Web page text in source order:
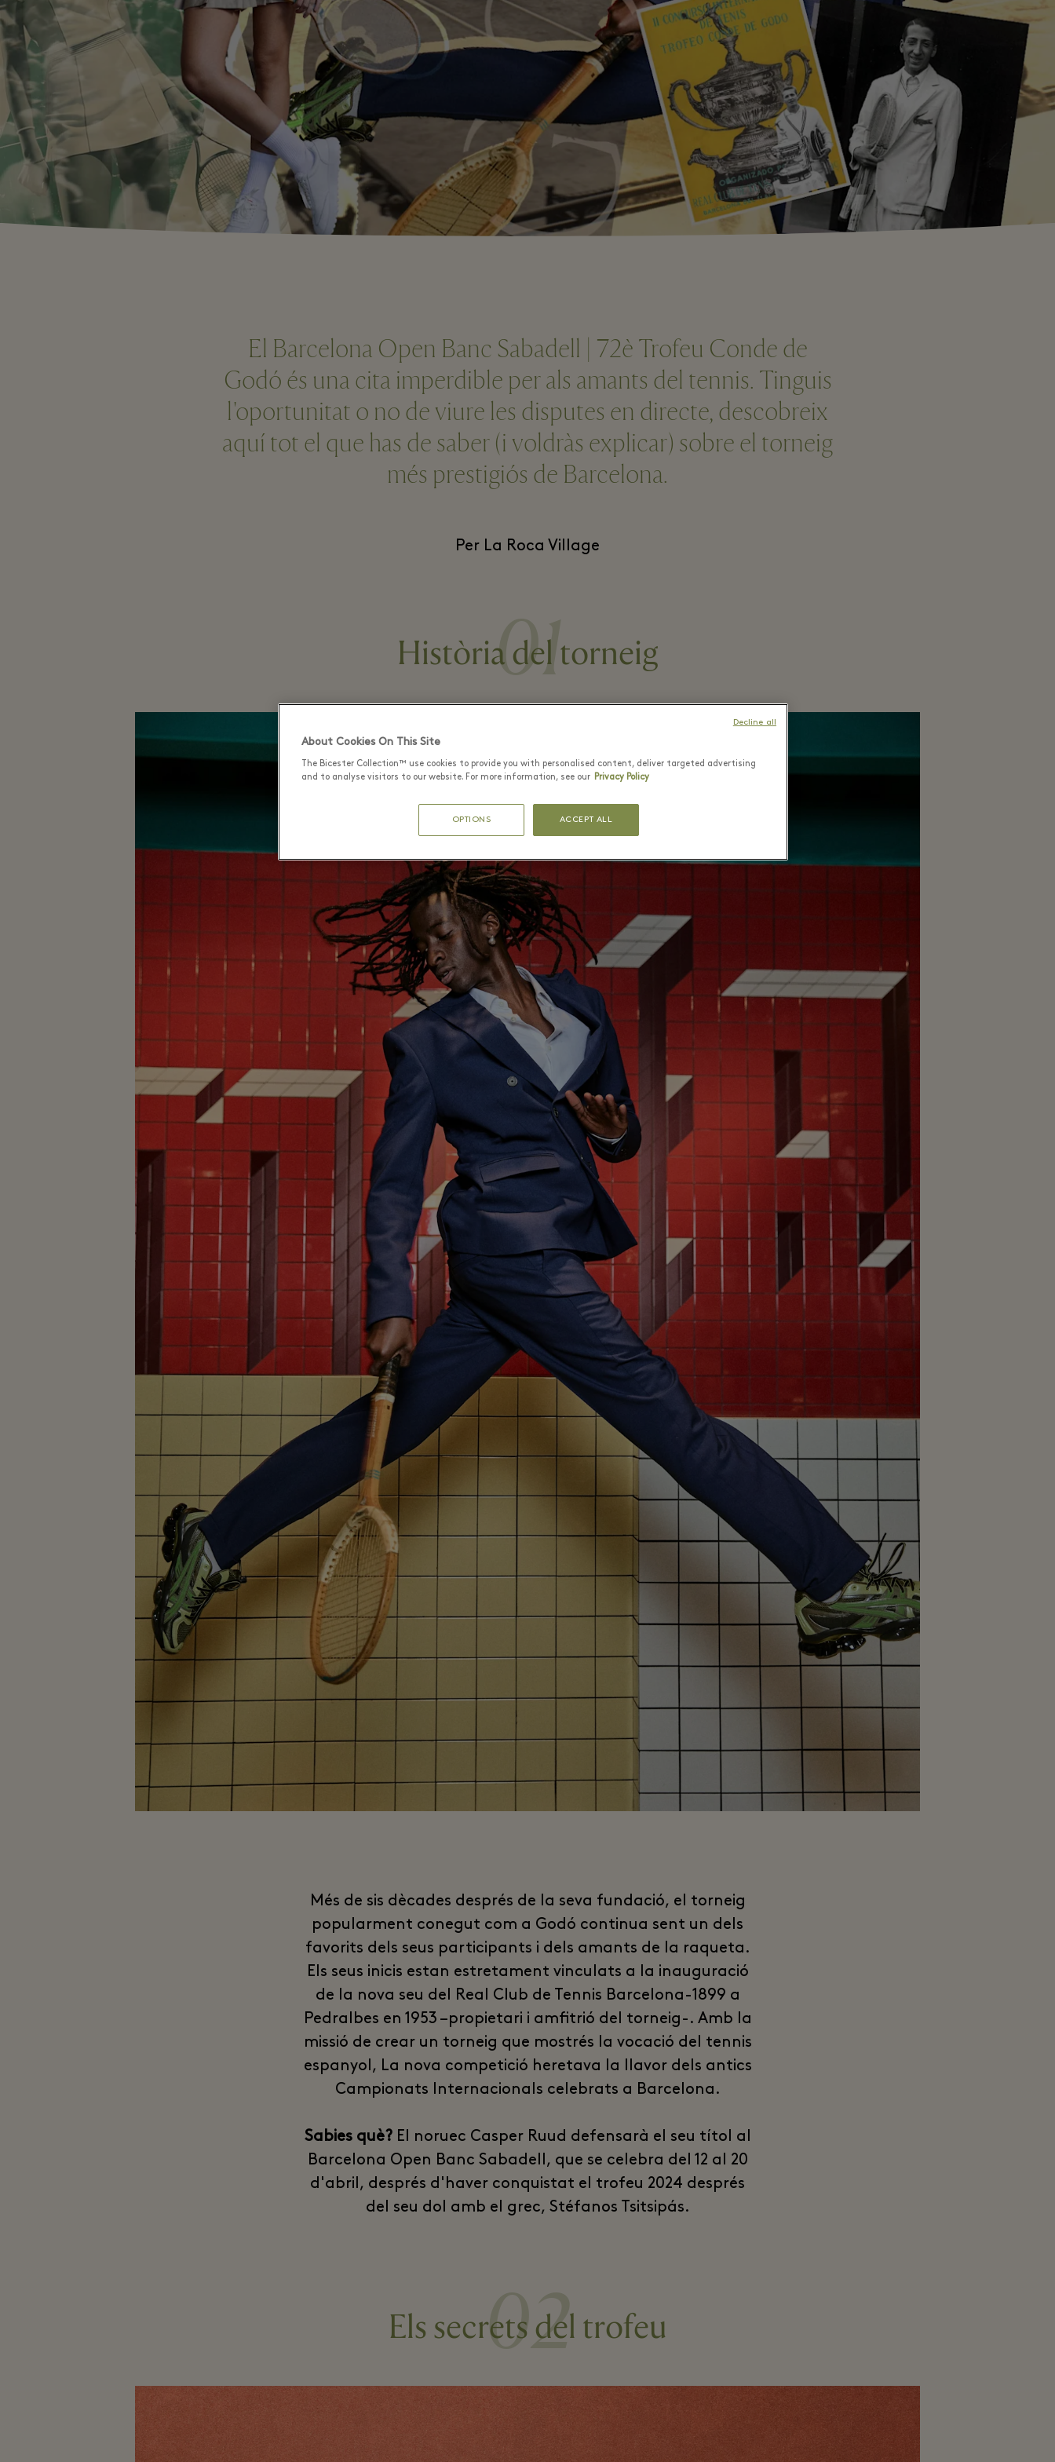
El Barcelona Open Banc Sabadell | 72è Trofeu Conde de
Godó és una cita imperdible per als amants del tennis. Tinguis
l'oportunitat o no de viure les disputes en directe, descobreix
aquí tot el que has de saber (i voldràs explicar) sobre el torneig
més prestigiós de Barcelona.
Per La Roca Village
01
Història del torneig
Més de sis dècades després de la seva fundació, el torneig
popularment conegut com a Godó continua sent un dels
favorits dels seus participants i dels amants de la raqueta.
Els seus inicis estan estretament vinculats a la inauguració
de la nova seu del Real Club de Tennis Barcelona-1899 a
Pedralbes en 1953 –propietari i amfitrió del torneig-. Amb la
missió de crear un torneig que mostrés la vocació del tennis
espanyol, La nova competició heretava la llavor dels antics
Campionats Internacionals celebrats a Barcelona.
Sabies què?El noruec Casper Ruud defensarà el seu títol al
Barcelona Open Banc Sabadell, que se celebra del 12 al 20
d'abril, després d'haver conquistat el trofeu 2024 després
del seu dol amb el grec, Stéfanos Tsitsipás.
02
Els secrets del trofeu
About Cookies On This Site
The Bicester Collection™ use cookies to provide you with personalised content, deliver targeted advertising
and to analyse visitors to our website. For more information, see our Privacy Policy
OPTIONS ACCEPT ALL
Decline all